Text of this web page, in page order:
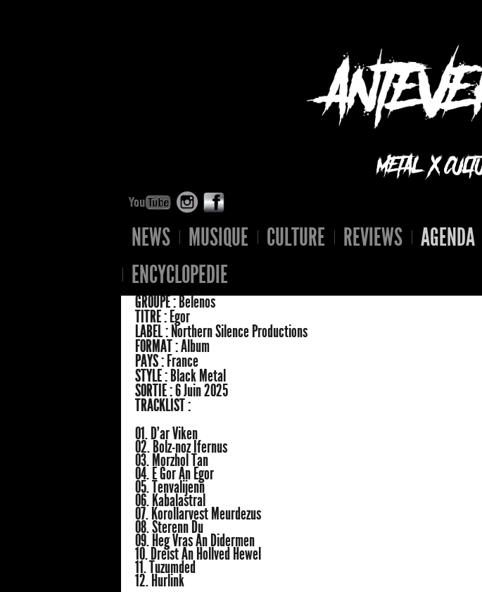
NEWS MUSIQUE CULTURE REVIEWS AGENDA
ENCYCLOPEDIE
GROUPE :Belenos
TITRE : Egor
LABEL : Northern Silence Productions
FORMAT :Album
PAYS : France
STYLE : Black Metal
SORTIE :6 Juin 2025
TRACKLIST :
01. D’ar Viken
02. Bolz-noz Ifernus
03. Morzhol Tan
04. E Gor An Egor
05. Tenvalijenn
06. Kabalastral
07. Korollarvest Meurdezus
08. Sterenn Du
09. Heg Vras An Didermen
10. Dreist An Hollved Hewel
11. Tuzumded
12. Hurlink